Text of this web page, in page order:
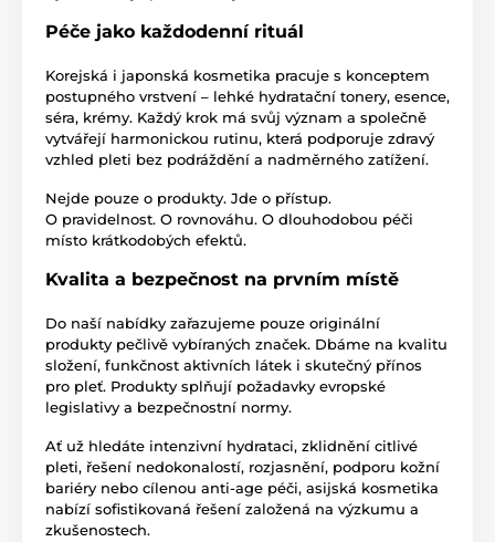
Péče jako každodenní rituál
Korejská i japonská kosmetika pracuje s konceptem
postupného vrstvení – lehké hydratační tonery, esence,
séra, krémy. Každý krok má svůj význam a společně
vytvářejí harmonickou rutinu, která podporuje zdravý
vzhled pleti bez podráždění a nadměrného zatížení.
Nejde pouze o produkty. Jde o přístup.
O pravidelnost. O rovnováhu. O dlouhodobou péči
místo krátkodobých efektů.
Kvalita a bezpečnost na prvním místě
Do naší nabídky zařazujeme pouze originální
produkty pečlivě vybíraných značek. Dbáme na kvalitu
složení, funkčnost aktivních látek i skutečný přínos
pro pleť. Produkty splňují požadavky evropské
legislativy a bezpečnostní normy.
Ať už hledáte intenzivní hydrataci, zklidnění citlivé
pleti, řešení nedokonalostí, rozjasnění, podporu kožní
bariéry nebo cílenou anti-age péči, asijská kosmetika
nabízí sofistikovaná řešení založená na výzkumu a
zkušenostech.